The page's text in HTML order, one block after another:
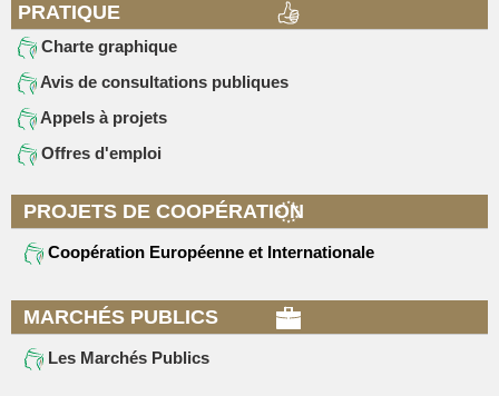
PRATIQUE
Charte graphique
Avis de consultations publiques
Appels à projets
Offres d'emploi
PROJETS DE COOPÉRATION
Coopération Européenne et Internationale
MARCHÉS PUBLICS
Les Marchés Publics